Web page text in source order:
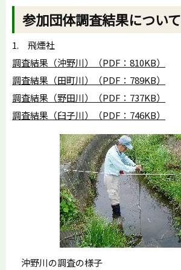
参加団体調査結果について
1. 飛煙社
調査結果（沖野川）（PDF：810KB）
調査結果（田町川）（PDF：789KB）
調査結果（野田川）（PDF：737KB）
調査結果（臼子川）（PDF：746KB）
沖野川の調査の様子